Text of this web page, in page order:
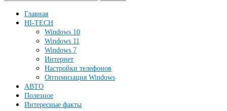
Главная
HI-TECH
Windows 10
Windows 11
Windows 7
Интернет
Настройки телефонов
Оптимизация Windows
АВТО
Полезное
Интересные факты